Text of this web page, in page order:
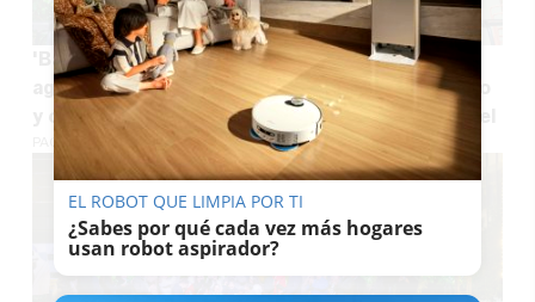
'Baño verde' en la calle más fresca de Jerez en
agosto: negocios icónicos, arte contemporáneo
y comida típica jerezana o italiana bajo un vergel
PACO SÁNCHEZ MÚGICA
EL ROBOT QUE LIMPIA POR TI
¿Sabes por qué cada vez más hogares
usan robot aspirador?